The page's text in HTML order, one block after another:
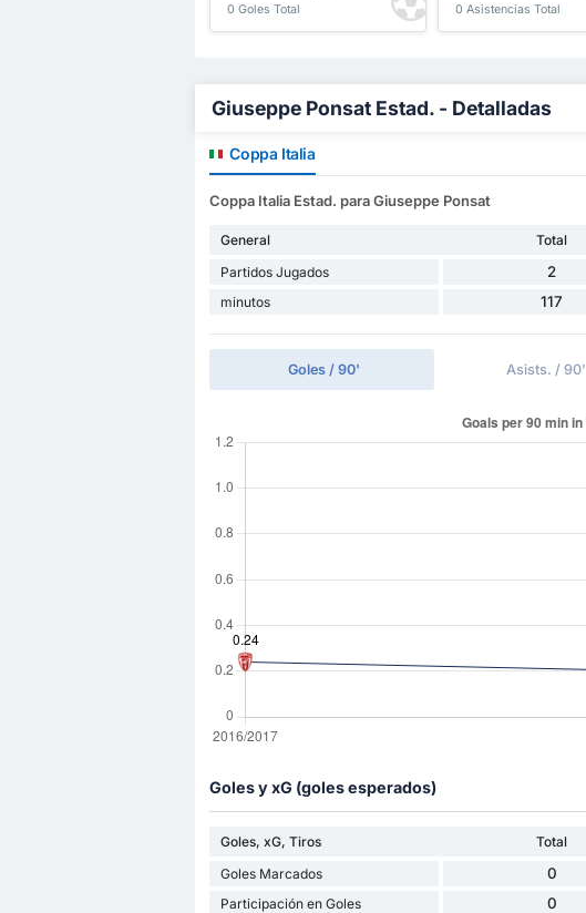
0 Goles Total 0 Asistencias Total
Giuseppe Ponsat Estad. - Detalladas
Coppa Italia
Coppa Italia Estad. para Giuseppe Ponsat
General Total
Partidos Jugados
2
minutos
117
Goles / 90' Asists. / 90'
Goles y xG (goles esperados)
Goles, xG, Tiros Total
Goles Marcados
0
Participación en Goles 0